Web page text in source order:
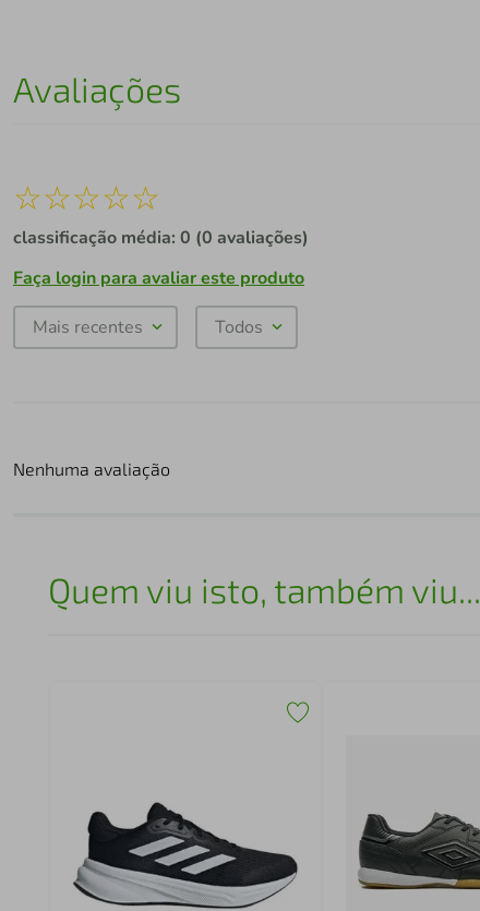
Avaliações
☆☆☆☆☆
classificação média: 0 (0 avaliações)
Faça login para avaliar este produto
Mais recentes Todos
Nenhuma avaliação
Quem viu isto, também viu...